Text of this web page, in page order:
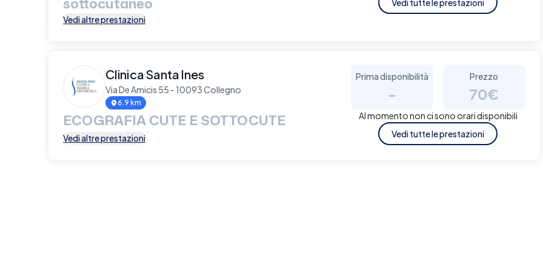
Vedi altre prestazioni
Clinica Santa Ines
Via De Amicis 55 - 10093 Collegno
6.9 km
ECOGRAFIA CUTE E SOTTOCUTE
Vedi altre prestazioni
Prima disponibilità
-
Prezzo
70€
Al momento non ci sono orari disponibili
Vedi tutte le prestazioni